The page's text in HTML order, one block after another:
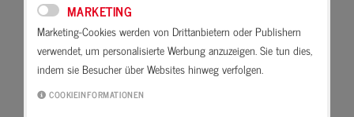
MARKETING
Marketing-Cookies werden von Drittanbietern oder Publishern
verwendet, um personalisierte Werbung anzuzeigen. Sie tun dies,
indem sie Besucher über Websites hinweg verfolgen.
COOKIEINFORMATIONEN
W
X Z
Calcit
Carbonatisierung
Craquele